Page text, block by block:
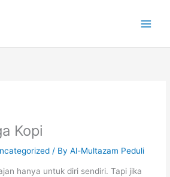
Kopi
/ ByAl-Multazam Peduli
hanya untuk diri sendiri. Tapi jika